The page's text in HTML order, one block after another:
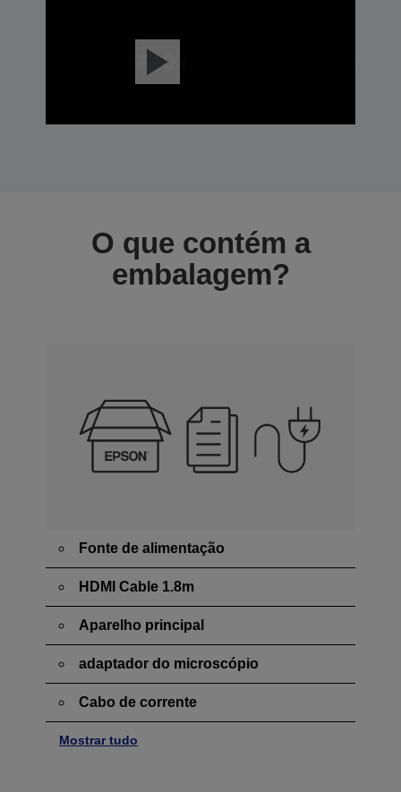
O que contém a
embalagem?
Fonte de alimentação
HDMI Cable 1.8m
Aparelho principal
adaptador do microscópio
Cabo de corrente
Mostrar tudo